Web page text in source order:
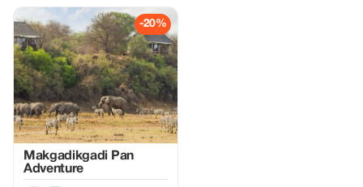
-20%
Makgadikgadi Pan
Adventure